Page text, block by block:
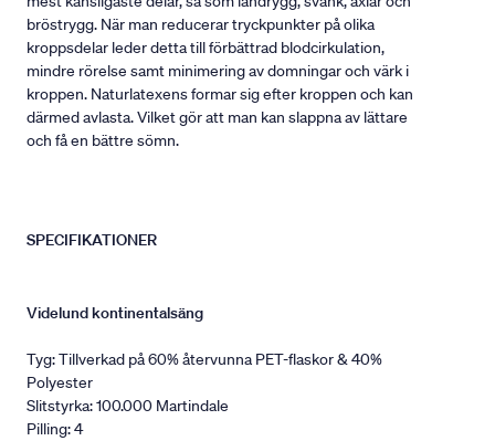
bröstrygg. När man reducerar tryckpunkter på olika
kroppsdelar leder detta till förbättrad blodcirkulation,
mindre rörelse samt minimering av domningar och värk i
kroppen. Naturlatexens formar sig efter kroppen och kan
därmed avlasta. Vilket gör att man kan slappna av lättare
och få en bättre sömn.
SPECIFIKATIONER
Videlund kontinentalsäng
Tyg: Tillverkad på 60% återvunna PET-flaskor & 40%
Polyester
Slitstyrka: 100.000 Martindale
Pilling: 4